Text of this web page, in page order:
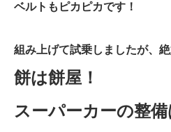
ベルトもピカピカです！
組み上げて試乗しましたが、
餅は餅屋！
スーパーカーの整